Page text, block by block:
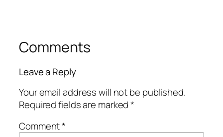
Comments
Leave a Reply
Your email address will not be published.
Required fields are marked*
Comment*